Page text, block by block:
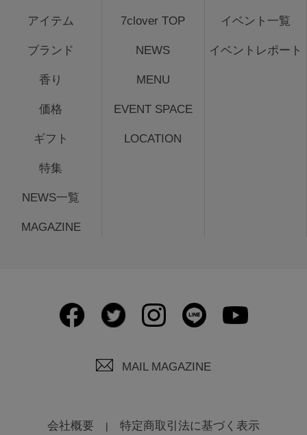
アイテム
ブランド
香り
価格
ギフト
特集
NEWS一覧
MAGAZINE
7clover TOP
NEWS
MENU
EVENT SPACE
LOCATION
イベント一覧
イベントレポート
MAIL MAGAZINE
会社概要 特定商取引法に基づく表示